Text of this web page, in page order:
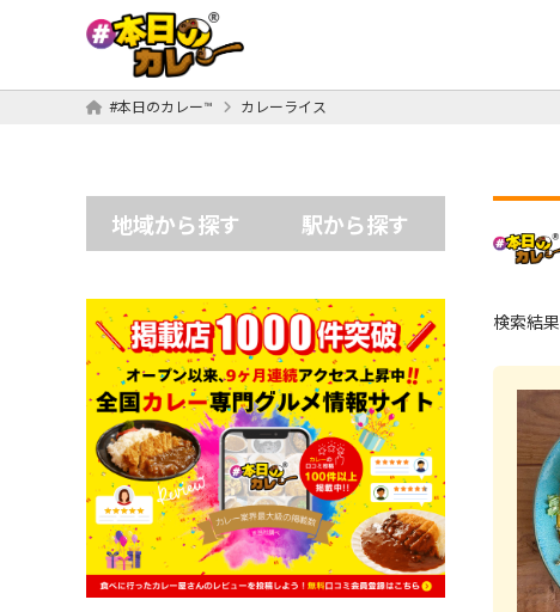
#本日のカレー™ カレーライス
地域から探す 駅から探す
検索結果